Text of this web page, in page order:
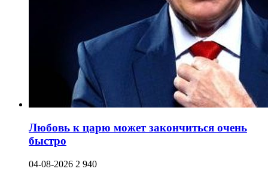
Любовь к царю может закончиться очень
быстро
04-08-2026 2 940